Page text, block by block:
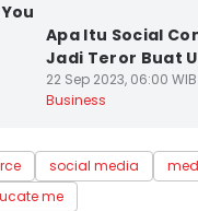
Apa Itu Social
Jadi Teror Buat
22 Sep 2023, 06:00 WIB
Business
social media
me